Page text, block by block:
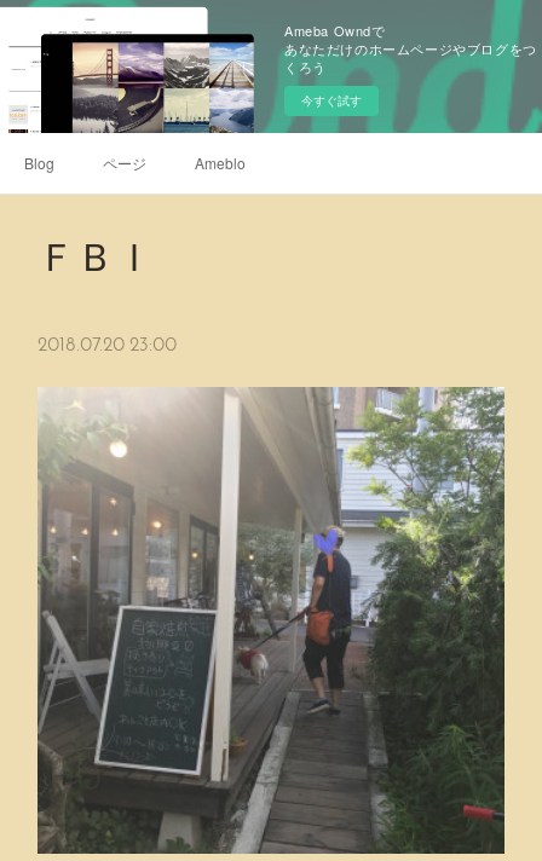
Ameba Owndで
あなただけのホームページやブログをつ
くろう
今すぐ試す
Blog ページ Ameblo
ＦＢＩ
2018.07.20 23:00